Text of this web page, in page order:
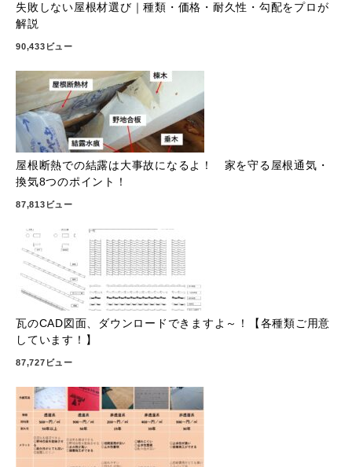
失敗しない屋根材選び｜種類・価格・耐久性・勾配をプロが
解説
90,433ビュー
屋根断熱での結露は大事故になるよ！ 家を守る屋根通気・
換気8つのポイント！
87,813ビュー
瓦のCAD図面、ダウンロードできますよ～！【各種類ご用意
しています！】
87,727ビュー